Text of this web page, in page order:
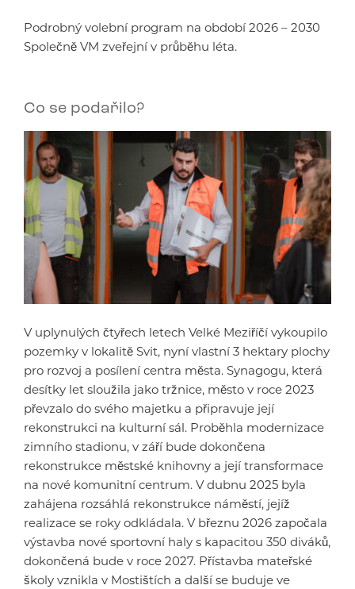
Podrobný volební program na období 2026 – 2030
Společně VM zveřejní v průběhu léta.
Co se podařilo?
V uplynulých čtyřech letech Velké Meziříčí vykoupilo
pozemky v lokalitě Svit, nyní vlastní 3 hektary plochy
pro rozvoj a posílení centra města. Synagogu, která
desítky let sloužila jako tržnice, město v roce 2023
převzalo do svého majetku a připravuje její
rekonstrukci na kulturní sál. Proběhla modernizace
zimního stadionu, v září bude dokončena
rekonstrukce městské knihovny a její transformace
na nové komunitní centrum. V dubnu 2025 byla
zahájena rozsáhlá rekonstrukce náměstí, jejíž
realizace se roky odkládala. V březnu 2026 započala
výstavba nové sportovní haly s kapacitou 350 diváků,
dokončená bude v roce 2027. Přístavba mateřské
školy vznikla v Mostištích a další se buduje ve